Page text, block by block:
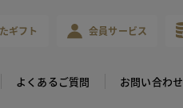
ギフト 会員サービス
よくあるご質問 お問い合わせ